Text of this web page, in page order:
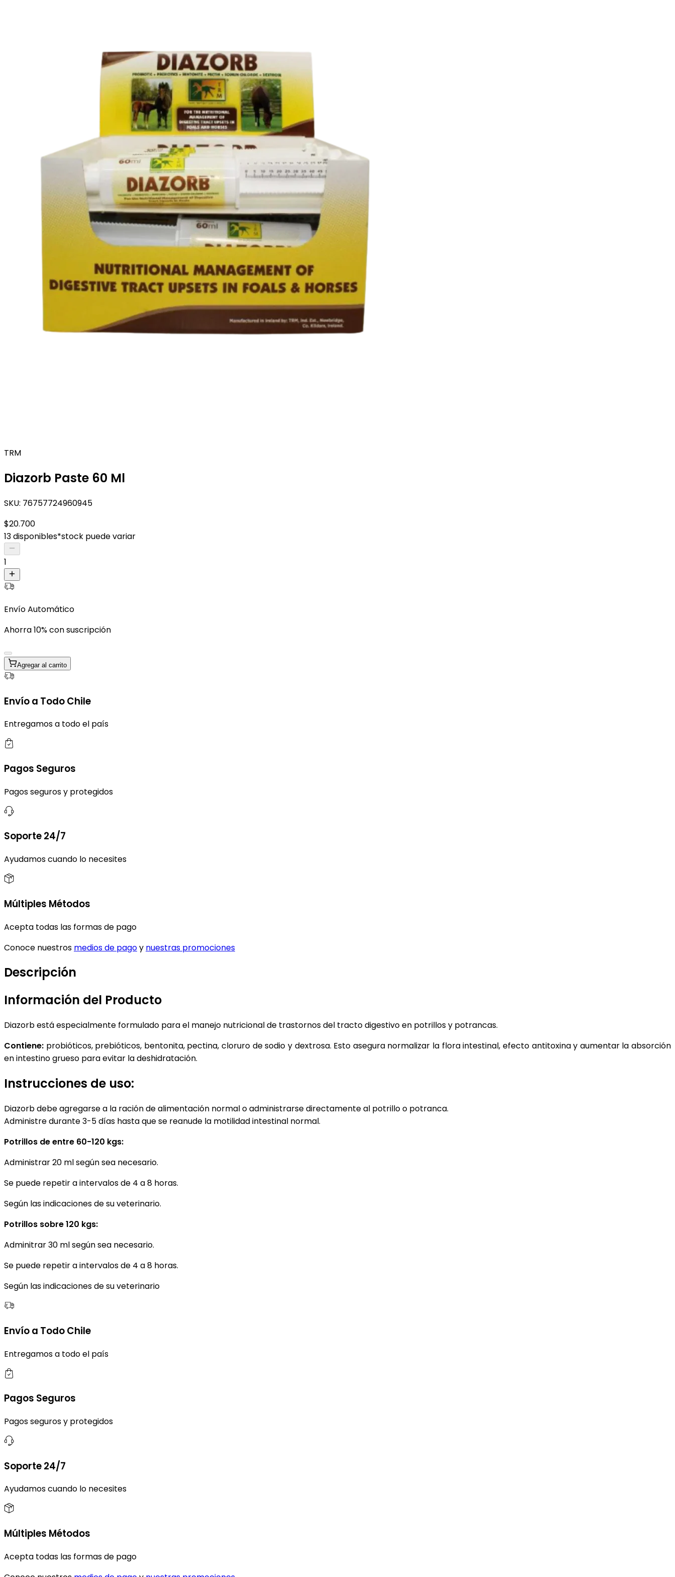
TRM
Diazorb Paste 60 Ml
SKU: 76757724960945
$20.700
13 disponibles*stock puede variar
1
Envío Automático
Ahorra 10% con suscripción
Agregar al carrito
Envío a Todo Chile
Entregamos a todo el país
Pagos Seguros
Pagos seguros y protegidos
Soporte 24/7
Ayudamos cuando lo necesites
Múltiples Métodos
Acepta todas las formas de pago
Conoce nuestros medios de pagoy nuestras promociones
Descripción
Información del Producto
Diazorb está especialmente formulado para el manejo nutricional de trastornos del tracto digestivo en potrillos y potrancas.
Contiene: probióticos, prebióticos, bentonita, pectina, cloruro de sodio y dextrosa. Esto asegura normalizar la flora intestinal, efecto antitoxina y aumentar la absorción
en intestino grueso para evitar la deshidratación.
Instrucciones de uso:
Diazorb debe agregarse a la ración de alimentación normal o administrarse directamente al potrillo o potranca.
Administre durante 3-5 días hasta que se reanude la motilidad intestinal normal.
Potrillos de entre 60-120 kgs:
Administrar 20 ml según sea necesario.
Se puede repetir a intervalos de 4 a 8 horas.
Según las indicaciones de su veterinario.
Potrillos sobre 120 kgs:
Adminitrar 30 ml según sea necesario.
Se puede repetir a intervalos de 4 a 8 horas.
Según las indicaciones de su veterinario
Envío a Todo Chile
Entregamos a todo el país
Pagos Seguros
Pagos seguros y protegidos
Soporte 24/7
Ayudamos cuando lo necesites
Múltiples Métodos
Acepta todas las formas de pago